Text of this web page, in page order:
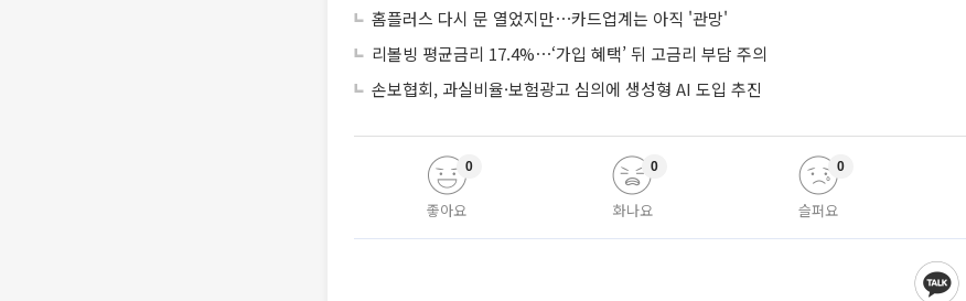
홈플러스 다시 문 열었지만⋯카드업계는 아직 '관망'
리볼빙 평균금리 17.4%⋯‘가입 혜택’ 뒤 고금리 부담 주의
손보협회, 과실비율·보험광고 심의에 생성형 AI 도입 추진
좋아요
0
화나요
0
슬퍼요
0